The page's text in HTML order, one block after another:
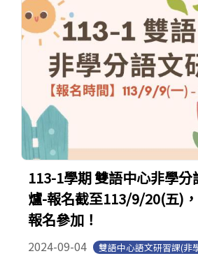
113-1學期 雙語中心非學
爐-報名截至113/9/20(五)
報名參加！
2024-09-04 雙語中心語文研習課(非